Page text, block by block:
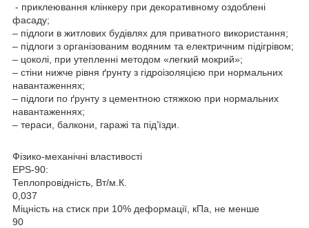
- приклеювання клінкеру при декоративному оздоблені
фасаду;
– підлоги в житлових будівлях для приватного використання;
– підлоги з організованим водяним та електричним підігрівом;
– цоколі, при утепленні методом «легкий мокрий»;
– стіни нижче рівня ґрунту з гідроізоляцією при нормальних
навантаженнях;
– підлоги по ґрунту з цементною стяжкою при нормальних
навантаженнях;
– тераси, балкони, гаражі та під’їзди.
Фізико-механічні властивості
EPS-90:
Теплопровідність, Вт/м.К.
0,037
Міцність на стиск при 10% деформації, кПа, не менше
90